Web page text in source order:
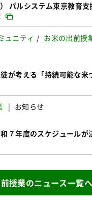
パルシステム東京教育支
ュニティ
お米の出前授
が考える「持続可能な米
お知らせ
７年度のスケジュールが
授業のニュース一覧